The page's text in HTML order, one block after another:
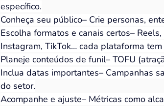
específico.
Conheça seu público– Crie personas,
Escolha formatos e canais certos–
Instagram, TikTok… cada plataforma
Planeje conteúdos de funil– TOFU
Inclua datas importantes– Campanhas
do setor.
Acompanhe e ajuste– Métricas como